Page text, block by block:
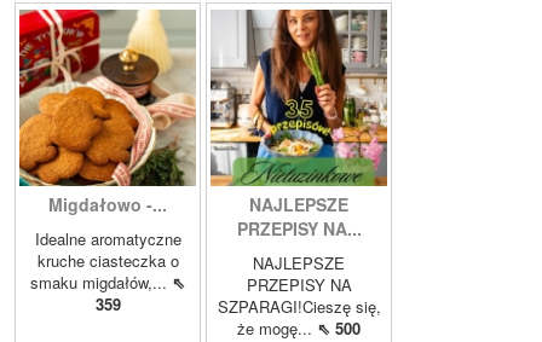
Migdałowo -...
Idealne aromatyczne
kruche ciasteczka o
smaku migdałów,... ⇖
359
NAJLEPSZE
PRZEPISY NA...
NAJLEPSZE
PRZEPISY NA
SZPARAGI!Cieszę się,
że mogę... ⇖ 500